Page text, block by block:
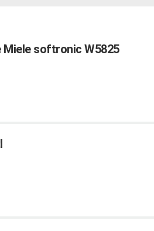
Miele softronic W5825